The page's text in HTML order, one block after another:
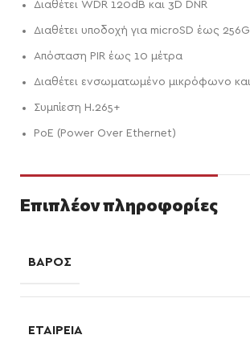
Διαθέτει WDR 120dB και 3D DNR
Διαθέτει υποδοχή για microSD έως
Απόσταση PIR έως 10 μέτρα
Διαθέτει ενσωματωμένο μικρόφωνο και
Συμπίεση H.265+
PoE (Power Over Ethernet)
Επιπλέον πληροφορίες
ΒΆΡΟΣ
ΕΤΑΙΡΕΊΑ